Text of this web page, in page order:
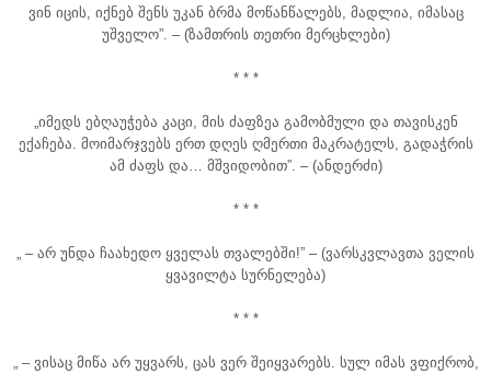
ვინ იცის, იქნებ შენს უკან ბრმა მოწანწალებს, მადლია, იმასაც
უშველო”. – (ზამთრის თეთრი მერცხლები)
* * *
„იმედს ებღაუჭება კაცი, მის ძაფზეა გამობმული და თავისკენ
ექაჩება. მოიმარჯვებს ერთ დღეს ღმერთი მაკრატელს, გადაჭრის
ამ ძაფს და… მშვიდობით”. – (ანდერძი)
* * *
„ – არ უნდა ჩაახედო ყველას თვალებში!” – (ვარსკვლავთა ველის
ყვავილტა სურნელება)
* * *
„ – ვისაც მიწა არ უყვარს, ცას ვერ შეიყვარებს. სულ იმას ვფიქრობ,